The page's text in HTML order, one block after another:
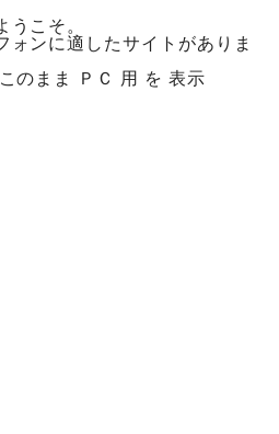
うこそ。
ォンに適したサイトがありま
このまま ＰＣ 用 を 表示